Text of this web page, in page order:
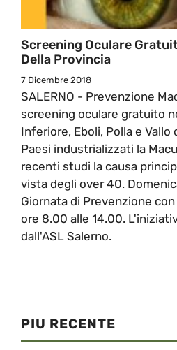
Screening Oculare
Della Provincia
7 Dicembre 2018
SALERNO - Prevenzione
screening oculare gratuito
Inferiore, Eboli, Polla e Vallo
Paesi industrializzati la
recenti studi la causa
vista degli over 40.
Giornata di Prevenzione
ore 8.00 alle 14.00.
dall'ASL Salerno.
PIU RECENTE